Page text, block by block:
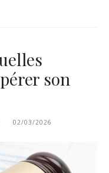
son
02/03/2026